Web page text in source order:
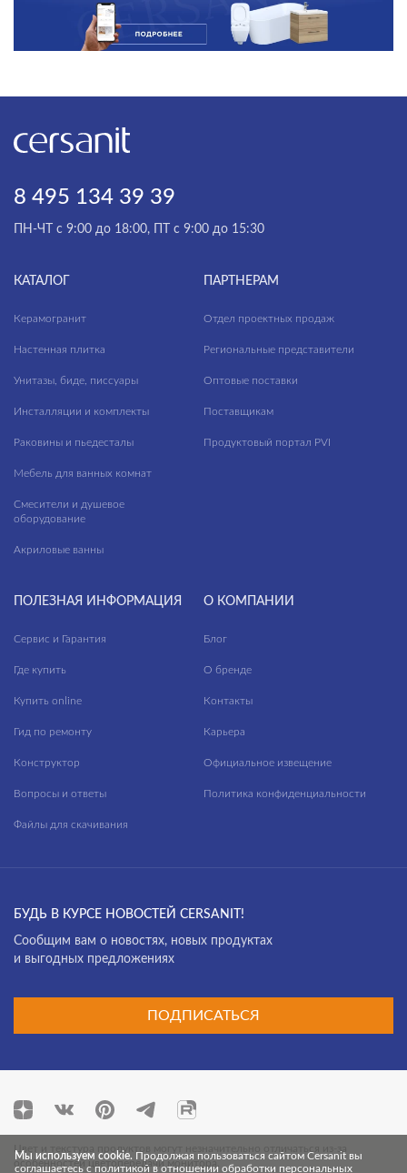
8 495 134 39 39
ПН-ЧТ с 9:00 до 18:00, ПТ с 9:00 до 15:30
КАТАЛОГ
Керамогранит
Настенная плитка
Унитазы, биде, писсуары
Инсталляции и комплекты
Раковины и пьедесталы
Мебель для ванных комнат
Смесители и душевое
оборудование
Акриловые ванны
ПАРТНЕРАМ
Отдел проектных продаж
Региональные представители
Оптовые поставки
Поставщикам
Продуктовый портал PVI
ПОЛЕЗНАЯ ИНФОРМАЦИЯ
Сервис и Гарантия
Где купить
Купить online
Гид по ремонту
Конструктор
Вопросы и ответы
Файлы для скачивания
О КОМПАНИИ
Блог
О бренде
Контакты
Карьера
Официальное извещение
Политика конфиденциальности
БУДЬ В КУРСЕ НОВОСТЕЙ CERSANIT!
Cообщим вам о новостях, новых продуктах
и выгодных предложениях
ПОДПИСАТЬСЯ
Цвет и текстура продуктов могут незначительно отличаться из-за
особенностей цветопередачи монитора.
Мы используем cookie. Продолжая пользоваться сайтом Cersanit вы
соглашаетесь с политикой в отношении обработки персональных